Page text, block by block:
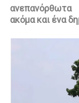
ακόμα και ένα